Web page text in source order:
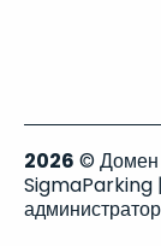
2026 © Домен
SigmaParking